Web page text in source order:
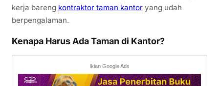
kerja bareng kontraktor taman kantor yang udah
berpengalaman.
Kenapa Harus Ada Taman di Kantor?
Iklan Google Ads